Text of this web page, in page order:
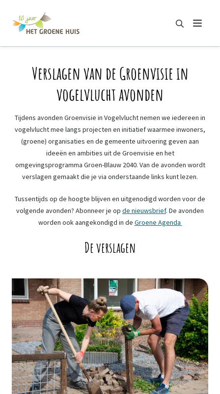
Menu
Zoeken
Verslagen van de Groenvisie in
vogelvlucht avonden
Tijdens avonden Groenvisie in Vogelvlucht nemen we iedereen in
vogelvlucht mee langs projecten en initiatief waarmee inwoners,
(groene) organisaties en de gemeente uitvoering geven aan
ideeën en ambities uit de Groenvisie en het
omgevingsprogramma Groen-Blauw 2040. Van de avonden wordt
verslagen gemaakt die je via onderstaande links kunt lezen.
Tussentijds op de hoogte blijven en uitgenodigd worden voor de
volgende avonden? Abonneer je op de nieuwsbrief. De avonden
worden ook aangekondigd in de Groene Agenda
De verslagen